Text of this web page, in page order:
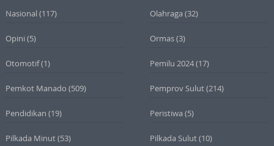
Nasional (117) Olahraga (32)
Opini (5) Ormas(3)
Otomotif(1) Pemilu 2024(17)
Pemkot Manado (509) Pemprov Sulut(214)
Pendidikan (19) Peristiwa (5)
Pilkada Minut(53) Pilkada Sulut(10)